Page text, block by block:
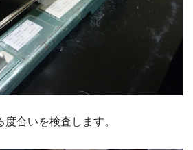
合いを検査します。